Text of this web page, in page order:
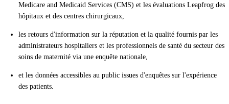
Medicare and Medicaid Services (CMS) et les évaluations Leapfrog des
hôpitaux et des centres chirurgicaux,
les retours d'information sur la réputation et la qualité fournis par les
administrateurs hospitaliers et les professionnels de santé du secteur des
soins de maternité via une enquête nationale,
et les données accessibles au public issues d'enquêtes sur l'expérience
des patients.